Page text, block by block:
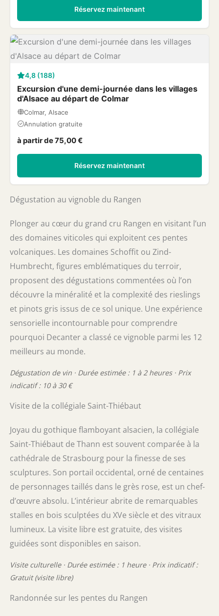
Réservez maintenant
4,8 (188)
Excursion d'une demi-journée dans les villages
d'Alsace au départ de Colmar
Colmar, Alsace
Annulation gratuite
à partir de 75,00 €
Réservez maintenant
Dégustation au vignoble du Rangen
Plonger au cœur du grand cru Rangen en visitant l’un
des domaines viticoles qui exploitent ces pentes
volcaniques. Les domaines Schoffit ou Zind-
Humbrecht, figures emblématiques du terroir,
proposent des dégustations commentées où l’on
découvre la minéralité et la complexité des rieslings
et pinots gris issus de ce sol unique. Une expérience
sensorielle incontournable pour comprendre
pourquoi Decanter a classé ce vignoble parmi les 12
meilleurs au monde.
Dégustation de vin · Durée estimée : 1 à 2 heures · Prix
indicatif : 10 à 30 €
Visite de la collégiale Saint-Thiébaut
Joyau du gothique flamboyant alsacien, la collégiale
Saint-Thiébaut de Thann est souvent comparée à la
cathédrale de Strasbourg pour la finesse de ses
sculptures. Son portail occidental, orné de centaines
de personnages taillés dans le grès rose, est un chef-
d’œuvre absolu. L’intérieur abrite de remarquables
stalles en bois sculptées du XVe siècle et des vitraux
lumineux. La visite libre est gratuite, des visites
guidées sont disponibles en saison.
Visite culturelle · Durée estimée : 1 heure · Prix indicatif :
Gratuit (visite libre)
Randonnée sur les pentes du Rangen